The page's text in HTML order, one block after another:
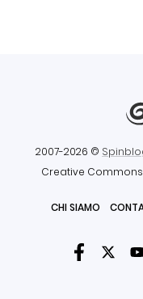
2007-2026 ©
Creative Commons
CHI SIAMO